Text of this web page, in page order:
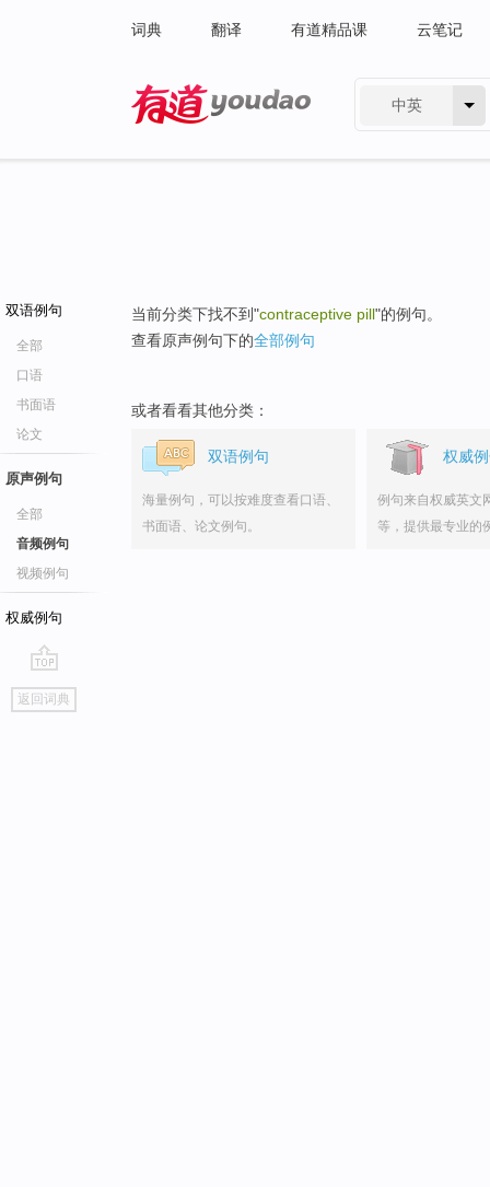
词典 翻译 有道精品课 云笔记
中英
双语例句
全部
口语
书面语
论文
原声例句
全部
音频例句
视频例句
权威例句
go
top
返回词典
当前分类下找不到"contraceptive pill"的例句。
查看原声例句下的全部例句
或者看看其他分类：
双语例句
海量例句，可以按难度查看口语、
书面语、论文例句。
权威
例句来自权威英文
等，提供最专业的